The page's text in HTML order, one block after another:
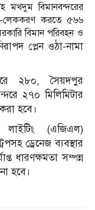
মখদুম বিমানবন্দরের
লেককরণ করতে ৫৬৬
বিমান পরিবহন ও
প্লেন ওঠা-নামা
২৮০, সৈয়দপুর
২৭০ মিলিমিটার
হবে।
লাইটিং (এজিএল)
ড্রেনেজ ব্যবস্থার
ধারণক্ষমতা সম্পন্ন
হবে।